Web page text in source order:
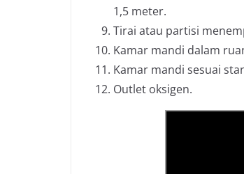
1,5 meter.
Tirai atau partisi
Kamar mandi dalam
Kamar mandi sesuai
Outlet oksigen.